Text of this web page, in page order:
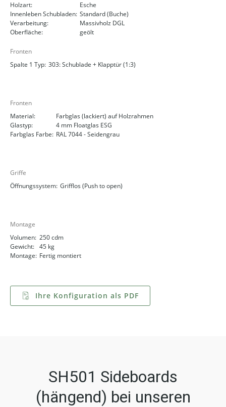
Holzart:
Esche
Innenleben Schubladen: Standard (Buche)
Verarbeitung:
Massivholz DGL
Oberfläche:
geölt
Fronten
Spalte 1 Typ: 303: Schublade + Klapptür (1:3)
Fronten
Material:
Farbglas (lackiert) auf Holzrahmen
Glastyp:
4 mm Floatglas ESG
Farbglas Farbe: RAL 7044 - Seidengrau
Griffe
Öffnungssystem: Grifflos (Push to open)
Montage
Volumen: 250 cdm
Gewicht: 45 kg
Montage: Fertig montiert
Ihre Konfiguration als PDF
SH501 Sideboards
(hängend) bei unseren